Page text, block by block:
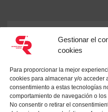
Gestionar el
cookies
Para proporcionar la mejor
cookies para almacenar y/o acceder
consentimiento a estas tecnologías
comportamiento de navegación o
No consentir o retirar el